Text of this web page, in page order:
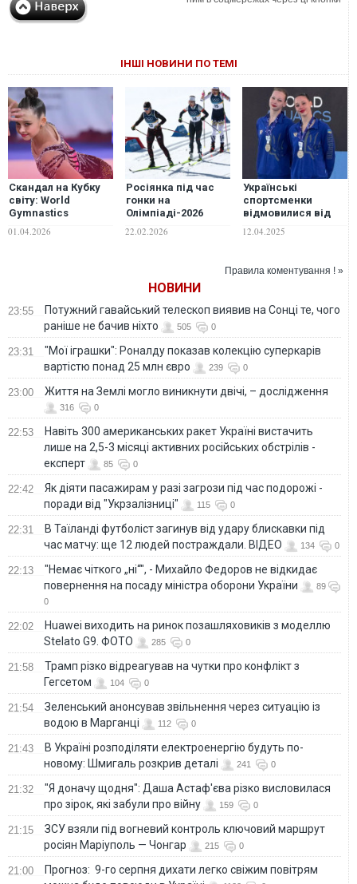
ІНШІ НОВИНИ ПО ТЕМІ
Скандал на Кубку
світу: World
Gymnastics
демарш росіянки
01.04.2026
Росіянка під час
гонки на
Олімпіаді-2026
німецької
22.02.2026
Українські
спортсменки
відмовилися від
росіянками на
12.04.2025
Правила коментування ! »
НОВИНИ
23:55
Потужний гавайський телескоп виявив на Сонці те, чого
раніше не бачив ніхто
505 0
23:31
"Мої іграшки": Роналду показав колекцію суперкарів
вартістю понад 25 млн євро
239 0
23:00 Життя на Землі могло виникнути двічі, – дослідження
316 0
22:53
Навіть 300 американських ракет Україні вистачить
лише на 2,5-3 місяці активних російських обстрілів -
експерт
85 0
22:42
Як діяти пасажирам у разі загрози під час подорожі -
поради від "Укрзалізниці"
115 0
22:31
В Таїланді футболіст загинув від удару блискавки під
час матчу: ще 12 людей постраждали. ВІДЕО
134 0
22:13
"Немає чіткого „ні“", - Михайло Федоров не відкидає
повернення на посаду міністра оборони України
89
0
22:02
Huawei виходить на ринок позашляховиків з моделлю
Stelato G9. ФОТО
285 0
21:58
Трамп різко відреагував на чутки про конфлікт з
Гегсетом
104 0
21:54
Зеленський анонсував звільнення через ситуацію із
водою в Марганці
112 0
21:43
В Україні розподіляти електроенергію будуть по-
новому: Шмигаль розкрив деталі
241 0
21:32
"Я доначу щодня": Даша Астаф'єва різко висловилася
про зірок, які забули про війну
159 0
21:15
ЗСУ взяли під вогневий контроль ключовий маршрут
росіян Маріуполь — Чонгар
215 0
21:00
Прогноз: 9-го серпня дихати легко свіжим повітрям